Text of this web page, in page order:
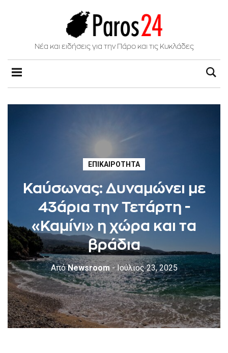
Νέα και ειδήσεις για την Πάρο και τις Κυκλάδες
ΕΠΙΚΑΙΡΌΤΗΤΑ
Καύσωνας: Δυναμώνει με
43άρια την Τετάρτη -
«Καμίνι» η χώρα και τα
βράδια
ΑπόNewsroom - Ιούλιος 23, 2025